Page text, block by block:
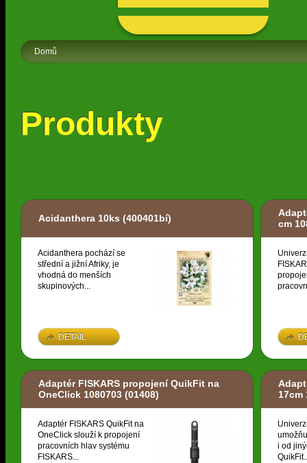
Domů
Produkty
Acidanthera 10ks (400401bí)
Acidanthera pochází se
střední a jižní Afriky, je
vhodná do menších
skupinových...
DETAIL
cm
Adaptér FISKARS propojení QuikFit na
OneClick 1080703 (01408)
Adaptér FISKARS QuikFit na
OneClick slouží k propojení
pracovních hlav systému
FISKARS...
17cm
i od